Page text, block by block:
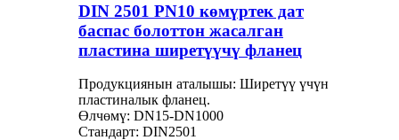
DIN 2501 PN10 көмүртек дат
баспас болоттон жасалган
пластина ширетүүчү фланец
Продукциянын аталышы: Ширетүү үчүн
пластиналык фланец.
Өлчөмү: DN15-DN1000
Стандарт: DIN2501